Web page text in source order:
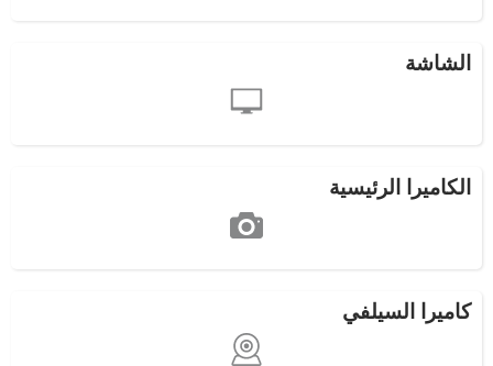
الشاشة
الكاميرا الرئيسية
كاميرا السيلفي